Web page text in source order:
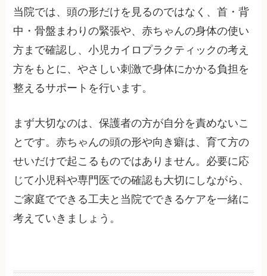
当院では、頭の形だけを見るのではなく、首・背
中・骨盤まわりの緊張や、赤ちゃんの身体の使い
方まで確認し、小児カイロプラクティックの考え
方をもとに、やさしい刺激で身体にかかる負担を
整えるサポートを行います。
まず大切なのは、保護者の方が自分を責めないこ
とです。赤ちゃんの頭の形や向き癖は、育て方の
せいだけで起こるものではありません。必要に応
じて小児科や専門医での確認も大切にしながら、
ご家庭でできる工夫と当院でできるケアを一緒に
考えていきましょう。